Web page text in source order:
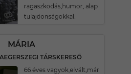
ragaszkodás,humor, alap
tulajdonságokkal.
MÁRIA
TÁRSKERESŐ
66 éves vagyok,elvált,már